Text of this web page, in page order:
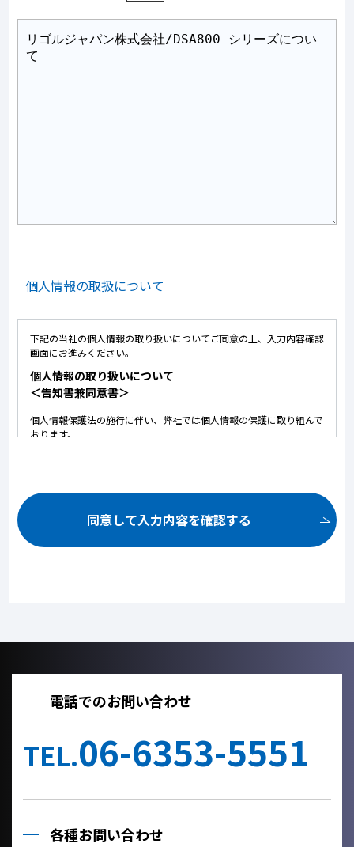
個人情報の取扱について
下記の当社の個人情報の取り扱いについてご同意の上、入力内容確認
画面にお進みください。
個人情報の取り扱いについて
＜告知書兼同意書＞
個人情報保護法の施行に伴い、弊社では個人情報の保護に取り組んで
おります。
お問い合せ頂いた内容に関して、必要な書類の郵送のため。
ん。
利用目的の達成に必要な範囲内において、個人情報の取扱いを他
他の事業者へ個人情報を委託する場合は、個人情報保護体制が整
を締結いたします。
当社への個人情報の利用目的の通知、開示、内容の訂正、追加ま
報の取り扱いに関する苦情は、以下の連絡先までご連絡くださ
Cookie情報としましては、今後のより良い情報提供を目指す為の
同意して入力内容を確認する
電話でのお問い合わせ
TEL.06-6353-5551
各種お問い合わせ